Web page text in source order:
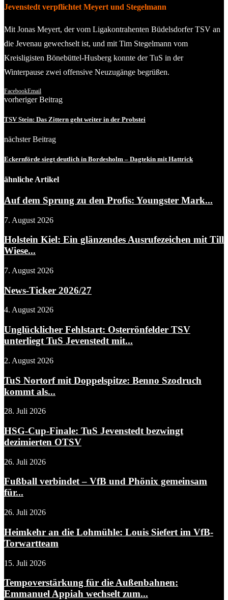
Jevenstedt verpflichtet Meyert und Stegelmann
Mit Jonas Meyert, der vom Ligakontrahenten Büdelsdorfer TSV an
die Jevenau gewechselt ist, und mit Tim Stegelmann vom
Kreisligisten Bönebüttel-Husberg konnte der TuS in der
Winterpause zwei offensive Neuzugänge begrüßen.
FacebookEmail
vorheriger Beitrag
TSV Stein: Das Zittern geht weiter in der Probstei
nächster Beitrag
Eckernförde siegt deutlich in Bordesholm – Dagtekin mit Hattrick
ähnliche Artikel
Auf dem Sprung zu den Profis: Youngster Mark...
7. August 2026
Holstein Kiel: Ein glänzendes Ausrufezeichen mit Till
Wiese...
7. August 2026
News-Ticker 2026/27
4. August 2026
Unglücklicher Fehlstart: Osterrönfelder TSV
unterliegt TuS Jevenstedt mit...
2. August 2026
TuS Nortorf mit Doppelspitze: Benno Szodruch
kommt als...
28. Juli 2026
HSG-Cup-Finale: TuS Jevenstedt bezwingt
dezimierten OTSV
26. Juli 2026
Fußball verbindet – VfB und Phönix gemeinsam
für...
26. Juli 2026
Heimkehr an die Lohmühle: Louis Siefert im VfB-
Torwartteam
15. Juli 2026
Tempoverstärkung für die Außenbahnen:
Emmanuel Appiah wechselt zum...